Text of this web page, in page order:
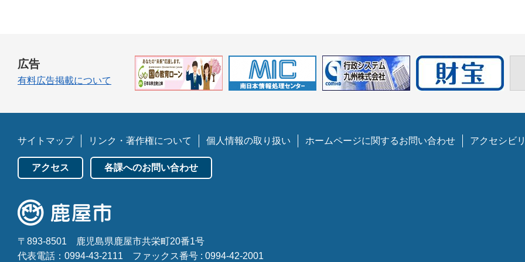
広告
有料広告掲載について
サイトマップ リンク・著作権について 個人情報の取り扱い ホームページに関するお問い合わせ アクセシビ
アクセス 各課へのお問い合わせ
〒893-8501
鹿児島県鹿屋市共栄町20番1号
代表電話：0994-43-2111
ファックス番号 : 0994-42-2001